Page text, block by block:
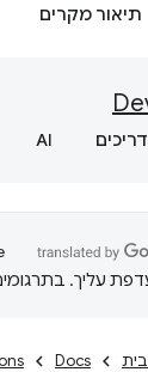
תיאור מקרים
AI
עליך.
Docs